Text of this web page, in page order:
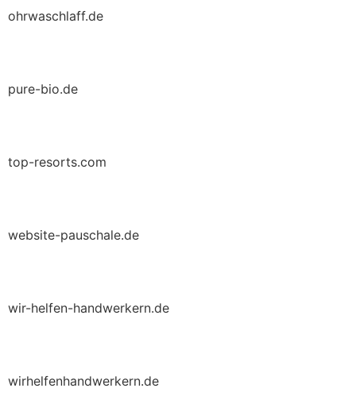
ohrwaschlaff.de
pure-bio.de
top-resorts.com
website-pauschale.de
wir-helfen-handwerkern.de
wirhelfenhandwerkern.de